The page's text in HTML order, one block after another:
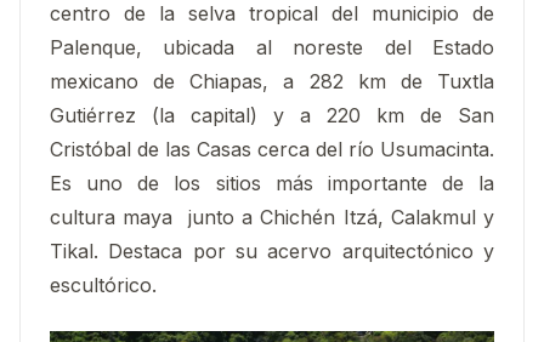
centro de la selva tropical del municipio de
Palenque, ubicada al noreste del Estado
mexicano de Chiapas, a 282 km de Tuxtla
Gutiérrez (la capital) y a 220 km de San
Cristóbal de las Casas cerca del río Usumacinta.
Es uno de los sitios más importante de la
cultura maya junto a Chichén Itzá, Calakmul y
Tikal. Destaca por su acervo arquitectónico y
escultórico.